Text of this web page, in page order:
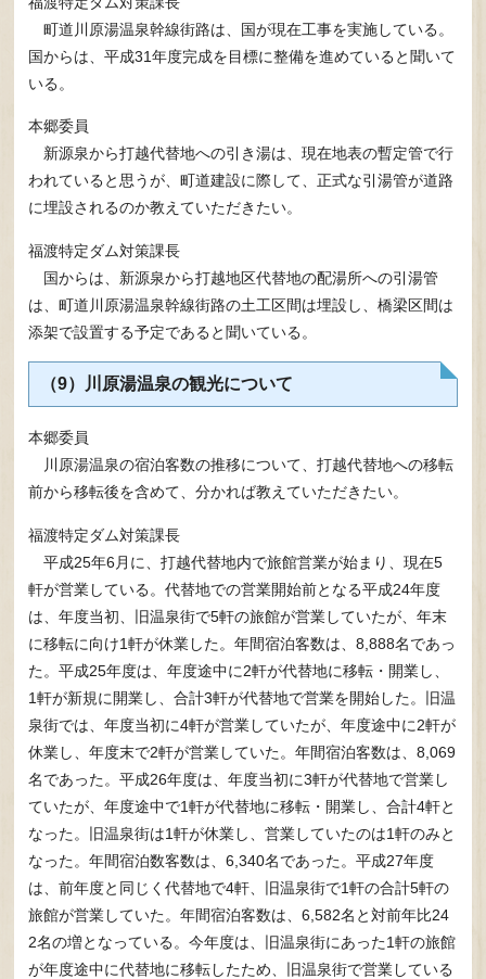
町道川原湯温泉幹線街路は、国が現在工事を実施している。
国からは、平成31年度完成を目標に整備を進めていると聞いて
いる。
本郷委員
新源泉から打越代替地への引き湯は、現在地表の暫定管で行
われていると思うが、町道建設に際して、正式な引湯管が道路
に埋設されるのか教えていただきたい。
福渡特定ダム対策課長
国からは、新源泉から打越地区代替地の配湯所への引湯管
は、町道川原湯温泉幹線街路の土工区間は埋設し、橋梁区間は
添架で設置する予定であると聞いている。
（9）川原湯温泉の観光について
本郷委員
川原湯温泉の宿泊客数の推移について、打越代替地への移転
前から移転後を含めて、分かれば教えていただきたい。
福渡特定ダム対策課長
平成25年6月に、打越代替地内で旅館営業が始まり、現在5
軒が営業している。代替地での営業開始前となる平成24年度
は、年度当初、旧温泉街で5軒の旅館が営業していたが、年末
に移転に向け1軒が休業した。年間宿泊客数は、8,888名であっ
た。平成25年度は、年度途中に2軒が代替地に移転・開業し、
1軒が新規に開業し、合計3軒が代替地で営業を開始した。旧温
泉街では、年度当初に4軒が営業していたが、年度途中に2軒が
休業し、年度末で2軒が営業していた。年間宿泊客数は、8,069
名であった。平成26年度は、年度当初に3軒が代替地で営業し
ていたが、年度途中で1軒が代替地に移転・開業し、合計4軒と
なった。旧温泉街は1軒が休業し、営業していたのは1軒のみと
なった。年間宿泊数客数は、6,340名であった。平成27年度
は、前年度と同じく代替地で4軒、旧温泉街で1軒の合計5軒の
旅館が営業していた。年間宿泊客数は、6,582名と対前年比24
2名の増となっている。今年度は、旧温泉街にあった1軒の旅館
が年度途中に代替地に移転したため、旧温泉街で営業している